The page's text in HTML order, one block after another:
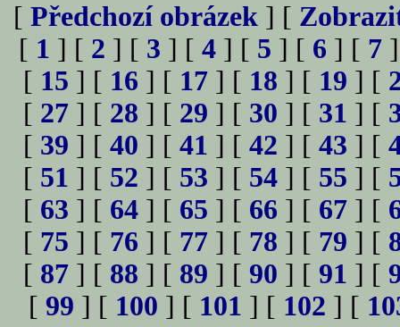
[ Předchozí obrázek ] [
[ 1 ] [ 2 ] [ 3 ] [ 4 ] [ 5 ] [ 6 ] [ 7
[ 15 ] [ 16 ] [ 17 ] [ 18 ] [ 19 ] [
[ 27 ] [ 28 ] [ 29 ] [ 30 ] [ 31 ] [
[ 39 ] [ 40 ] [ 41 ] [ 42 ] [ 43 ] [
[ 51 ] [ 52 ] [ 53 ] [ 54 ] [ 55 ] [
[ 63 ] [ 64 ] [ 65 ] [ 66 ] [ 67 ] [
[ 75 ] [ 76 ] [ 77 ] [ 78 ] [ 79 ] [
[ 87 ] [ 88 ] [ 89 ] [ 90 ] [ 91 ] [
[ 99 ] [ 100 ] [ 101 ] [ 102 ] [